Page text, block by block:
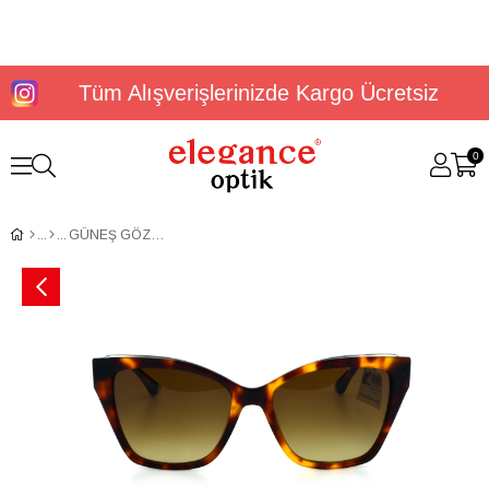
Tüm Alışverişlerinizde Kargo Ücretsiz
0
GÜNEŞ GÖZLÜĞÜ U.S. Polo Assn USS 0298 C2